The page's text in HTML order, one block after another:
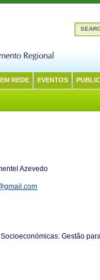
REDE EVENTOS
Azevedo
Gestão